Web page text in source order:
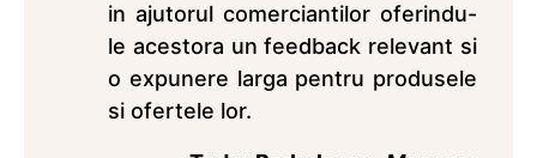
in ajutorul comerciantilor oferindu-
le acestora un feedback relevant si
o expunere larga pentru produsele
si ofertele lor.